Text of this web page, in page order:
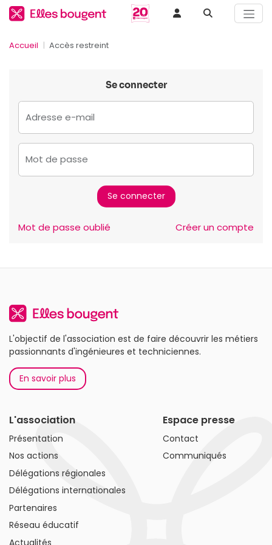
Accueil Accès restreint
Se connecter
Adresse e-mail
Mot de passe
Mot de passe oublié Créer un compte
L'objectif de l'association est de faire découvrir les métiers
passionnants d'ingénieures et techniciennes.
En savoir plus
L'association
Présentation
Nos actions
Délégations régionales
Délégations internationales
Partenaires
Réseau éducatif
Actualités
Espace presse
Contact
Communiqués